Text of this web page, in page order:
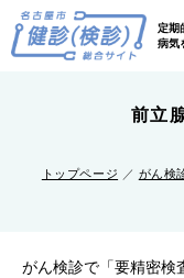
定期
病気
生年月日と性別から
国民健康保険特定健
前立
トップページ ／ がん検
がん検診で「要精密検